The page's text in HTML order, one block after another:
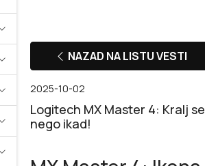
NAZAD NA LISTU VESTI
2025-10-02
Logitech MX Master 4: Kralj
nego ikad!